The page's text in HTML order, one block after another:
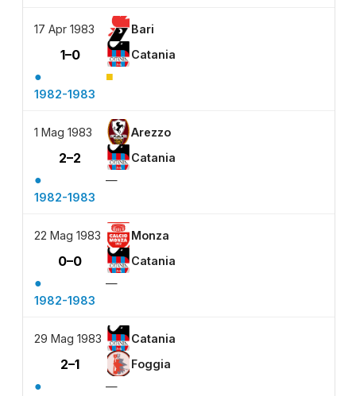
17 Apr 1983 Bari
1–0 Catania
● ■
1982-1983
1 Mag 1983 Arezzo
2–2 Catania
●
—
1982-1983
22 Mag 1983 Monza
0–0 Catania
●
—
1982-1983
29 Mag 1983 Catania
2–1 Foggia
●
—